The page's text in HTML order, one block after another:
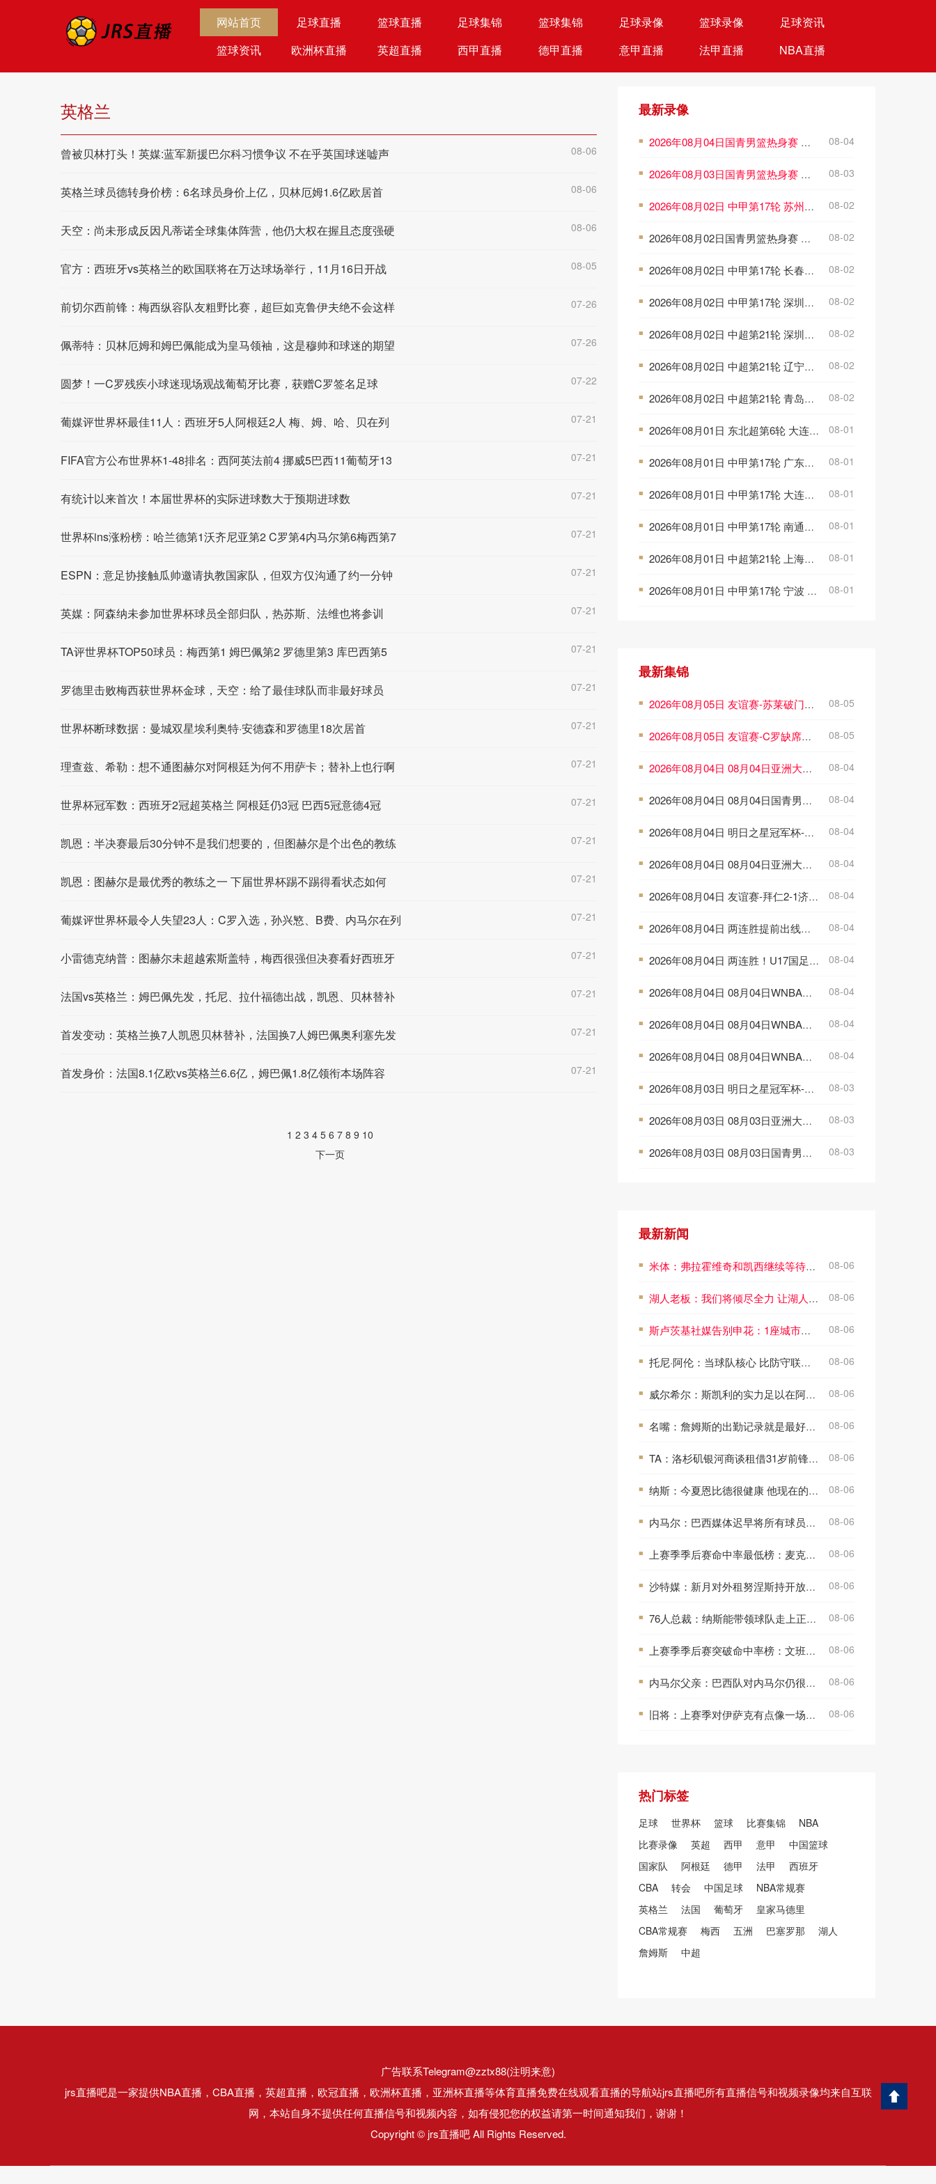
网站首页 足球直播 篮球直播 足球集锦 篮球集锦 足球录像 篮球录像
足球资讯
篮球资讯
欧洲杯直播 英超直播 西甲直播 德甲直播 意甲直播 法甲直播 NBA直播
英格兰
曾被贝林打头！英媒:蓝军新援巴尔科习惯争议 不在乎英国球迷嘘声 08-06
英格兰球员德转身价榜：6名球员身价上亿，贝林厄姆1.6亿欧居首 08-06
天空：尚未形成反因凡蒂诺全球集体阵营，他仍大权在握且态度强硬 08-06
官方：西班牙vs英格兰的欧国联将在万达球场举行，11月16日开战 08-05
前切尔西前锋：梅西纵容队友粗野比赛，超巨如克鲁伊夫绝不会这样 07-26
佩蒂特：贝林厄姆和姆巴佩能成为皇马领袖，这是穆帅和球迷的期望 07-26
圆梦！一C罗残疾小球迷现场观战葡萄牙比赛，获赠C罗签名足球 07-22
葡媒评世界杯最佳11人：西班牙5人阿根廷2人 梅、姆、哈、贝在列 07-21
FIFA官方公布世界杯1-48排名：西阿英法前4 挪威5巴西11葡萄牙13 07-21
有统计以来首次！本届世界杯的实际进球数大于预期进球数 07-21
世界杯ins涨粉榜：哈兰德第1沃齐尼亚第2 C罗第4内马尔第6梅西第7 07-21
ESPN：意足协接触瓜帅邀请执教国家队，但双方仅沟通了约一分钟 07-21
英媒：阿森纳未参加世界杯球员全部归队，热苏斯、法维也将参训 07-21
TA评世界杯TOP50球员：梅西第1 姆巴佩第2 罗德里第3 库巴西第5 07-21
罗德里击败梅西获世界杯金球，天空：给了最佳球队而非最好球员 07-21
世界杯断球数据：曼城双星埃利奥特·安德森和罗德里18次居首 07-21
理查兹、希勒：想不通图赫尔对阿根廷为何不用萨卡；替补上也行啊 07-21
世界杯冠军数：西班牙2冠超英格兰 阿根廷仍3冠 巴西5冠意德4冠 07-21
凯恩：半决赛最后30分钟不是我们想要的，但图赫尔是个出色的教练 07-21
凯恩：图赫尔是最优秀的教练之一 下届世界杯踢不踢得看状态如何 07-21
葡媒评世界杯最令人失望23人：C罗入选，孙兴慜、B费、内马尔在列 07-21
小雷德克纳普：图赫尔未超越索斯盖特，梅西很强但决赛看好西班牙 07-21
法国vs英格兰：姆巴佩先发，托尼、拉什福德出战，凯恩、贝林替补 07-21
首发变动：英格兰换7人凯恩贝林替补，法国换7人姆巴佩奥利塞先发 07-21
首发身价：法国8.1亿欧vs英格兰6.6亿，姆巴佩1.8亿领衔本场阵容 07-21
1 2 3 4 5 6 7 8 9 10
下一页
最新录像
■ 2026年08月04日国青男篮热身赛 中国U18男篮 - 加拿大大卫·安篮球学院 全场录像 08-04
■ 2026年08月03日国青男篮热身赛 中国U18男篮 - 韩国东国大学 全场录像 08-03
■ 2026年08月02日 中甲第17轮 苏州东吴 VS 梅州客家 全场录像 08-02
■ 2026年08月02日国青男篮热身赛 中国U18男篮 - 纽纳华丁闪电队 全场录像 08-02
■ 2026年08月02日 中甲第17轮 长春亚泰 VS 石家庄功夫 全场录像 08-02
■ 2026年08月02日 中甲第17轮 深圳青年人 VS 无锡吴钩 全场录像 08-02
■ 2026年08月02日 中超第21轮 深圳新鹏城vs重庆铜梁龙 全场录像 08-02
■ 2026年08月02日 中超第21轮 辽宁铁人vs上海申花 全场录像 08-02
■ 2026年08月02日 中超第21轮 青岛西海岸vs青岛海牛 全场录像 08-02
■ 2026年08月01日 东北超第6轮 大连队 VS 鸡西队 全场录像 08-01
■ 2026年08月01日 中甲第17轮 广东广州豹 VS 佛山南狮 全场录像 08-01
■ 2026年08月01日 中甲第17轮 大连鲲城 VS 陕西联合 全场录像 08-01
■ 2026年08月01日 中甲第17轮 南通支云 VS 定南赣联 全场录像 08-01
■ 2026年08月01日 中超第21轮 上海海港vs山东泰山 全场录像 08-01
■ 2026年08月01日 中甲第17轮 宁波 VS 广西恒宸 全场录像 08-01
最新集锦
■ 2026年08月05日 友谊赛-苏莱破门迪巴拉助攻 罗马4-1纽波特郡 08-05
■ 2026年08月05日 友谊赛-C罗缺席西马坎送点 胜利0-2不敌阿尔梅里亚 08-05
■ 2026年08月04日 08月04日亚洲大学生篮球联赛小组赛 延世大学 82 - 83 北京大学 集锦 08-04
■ 2026年08月04日 08月04日国青男篮热身赛 中国U18男篮 94 - 85 加拿大大卫·安篮球学院 集锦 08-04
■ 2026年08月04日 明日之星冠军杯-U17热刺0-1上海U17 李文博制胜球 08-04
■ 2026年08月04日 08月04日亚洲大学生篮球联赛小组赛 早稻田大学 71 - 86 清华大学 集锦 08-04
■ 2026年08月04日 友谊赛-拜仁2-1济州 查韦斯、阿西莫建功马特乌斯彩虹过人送助攻 08-04
■ 2026年08月04日 两连胜提前出线！U17国足1-0毕巴U17 程晟涵连场破门赵松源中楣 08-04
■ 2026年08月04日 两连胜！U17国足1-0毕巴U17 程晟涵连场头球破门制胜赵松源中楣 08-04
■ 2026年08月04日 08月04日WNBA常规赛 菲尼克斯水星106-101芝加哥天空 全场集锦 08-04
■ 2026年08月04日 08月04日WNBA常规赛 西雅图风暴83-95纽约自由人 全场集锦 08-04
■ 2026年08月04日 08月04日WNBA常规赛 拉斯维加斯王牌109-87亚特兰大梦想 全场集锦 08-04
■ 2026年08月03日 明日之星冠军杯-上海U17 3-3 葡体U17 梁锦鸿梅开二度 08-03
■ 2026年08月03日 08月03日亚洲大学生篮球联赛小组赛 政治大学 83 - 71 上海交通大学 集锦 08-03
■ 2026年08月03日 08月03日国青男篮热身赛 中国U18男篮 87 - 73 韩国东国大学 集锦 08-03
最新新闻
■ 米体：弗拉霍维奇和凯西继续等待尤文，并将土超视为最后的退路 08-06
■ 湖人老板：我们将倾尽全力 让湖人重新成为总冠军球队 08-06
■ 斯卢茨基社媒告别申花：1座城市外加14亿份难忘的回忆 申花加油！ 08-06
■ 托尼·阿伦：当球队核心 比防守联盟最佳球员更难 08-06
■ 威尔希尔：斯凯利的实力足以在阿森纳立足，希望他能留在枪手 08-06
■ 名嘴：詹姆斯的出勤记录就是最好的证明 他季后赛302场全勤 08-06
■ TA：洛杉矶银河商谈租借31岁前锋洛萨诺，球员薪资美职联第四高 08-06
■ 纳斯：今夏恩比德很健康 他现在的状态很棒 能全面投入备战 08-06
■ 内马尔：巴西媒体迟早将所有球员逼疯，不实言论会让球员心理崩溃 08-06
■ 上赛季季后赛命中率最低榜：麦克布莱德最低 哈登第8低 08-06
■ 沙特媒：新月对外租努涅斯持开放态度，贝西克塔斯领跑但转会未定 08-06
■ 76人总裁：纳斯能带领球队走上正轨 我对他有着百分之百的信心 08-06
■ 上赛季季后赛突破命中率榜：文班亚马第一 莫布里第二 08-06
■ 内马尔父亲：巴西队对内马尔仍很重要，他不会在年底退役 08-06
■ 旧将：上赛季对伊萨克有点像一场灾难，他现在有机会重新开始 08-06
热门标签
足球 世界杯 篮球 比赛集锦
NBA
比赛录像
英超 西甲 意甲
中国篮球
国家队
阿根廷 德甲 法甲
西班牙
CBA
转会 中国足球
NBA常规赛
英格兰
法国 葡萄牙
皇家马德里
CBA常规赛
梅西 五洲 巴塞罗那
湖人
詹姆斯
中超
广告联系Telegram@zztx88(注明来意)
jrs直播吧是一家提供NBA直播，CBA直播，英超直播，欧冠直播，欧洲杯直播，亚洲杯直播等体育直播免费在线观看直播的导航站jrs直播吧所有直播信号和视频录像均来自互联
网，本站自身不提供任何直播信号和视频内容，如有侵犯您的权益请第一时间通知我们，谢谢！
Copyright © jrs直播吧 All Rights Reserved.